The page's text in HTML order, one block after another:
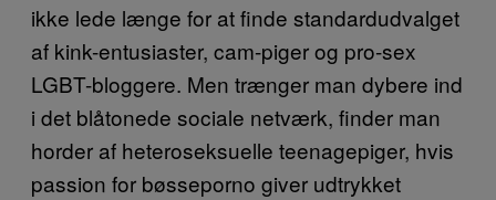
ikke lede længe for at finde standardudvalget
af kink-entusiaster, cam-piger og pro-sex
LGBT-bloggere. Men trænger man dybere ind
i det blåtonede sociale netværk, finder man
horder af heteroseksuelle teenagepiger, hvis
passion for bøsseporno giver udtrykket